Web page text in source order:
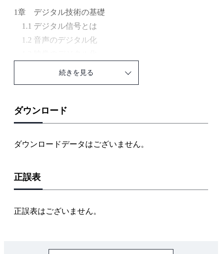
1章 デジタル技術の基礎
1.1 デジタル信号とは
1.2 音声のデジタル化
2.2 地上デジタル放送
2.3 衛星放送
2.5 ケーブルテレビ（CATV）
3章 テレビ受信機
3.1 大画面化
3.2 高画質化
3.5 テレビ放送の受信と録画
続きを見る
ダウンロード
ダウンロードデータはございません。
正誤表
正誤表はございません。